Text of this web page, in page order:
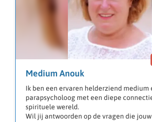
Medium Anouk
Ik ben een ervaren helderziend medium
parapsycholoog met een diepe
spirituele wereld.
Wil jij antwoorden op de vragen die